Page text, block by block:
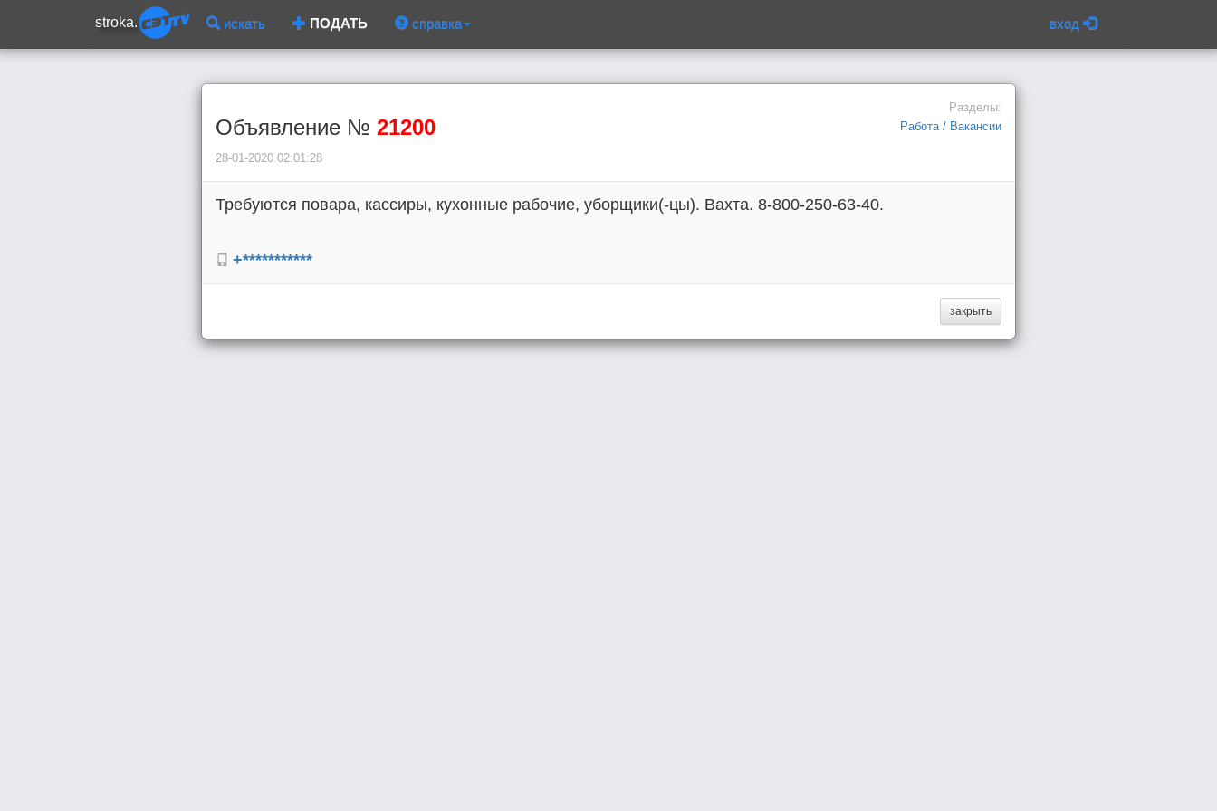
stroka. искать ПОДАТЬ справка вход
Объявление № 21200
28-01-2020 02:01:28
Разделы:
Работа / Вакансии
Требуются повара, кассиры, кухонные рабочие, уборщики(-цы). Вахта. 8-800-250-63-40.
+***********
закрыть